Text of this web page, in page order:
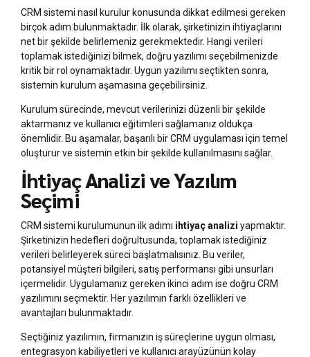
CRM sistemi nasıl kurulur konusunda dikkat edilmesi gereken
birçok adım bulunmaktadır. İlk olarak, şirketinizin ihtiyaçlarını
net bir şekilde belirlemeniz gerekmektedir. Hangi verileri
toplamak istediğinizi bilmek, doğru yazılımı seçebilmenizde
kritik bir rol oynamaktadır. Uygun yazılımı seçtikten sonra,
sistemin kurulum aşamasına geçebilirsiniz.
Kurulum sürecinde, mevcut verilerinizi düzenli bir şekilde
aktarmanız ve kullanıcı eğitimleri sağlamanız oldukça
önemlidir. Bu aşamalar, başarılı bir CRM uygulaması için temel
oluşturur ve sistemin etkin bir şekilde kullanılmasını sağlar.
İhtiyaç Analizi ve Yazılım
Seçimi
CRM sistemi kurulumunun ilk adımı ihtiyaç analizi yapmaktır.
Şirketinizin hedefleri doğrultusunda, toplamak istediğiniz
verileri belirleyerek süreci başlatmalısınız. Bu veriler,
potansiyel müşteri bilgileri, satış performansı gibi unsurları
içermelidir. Uygulamanız gereken ikinci adım ise doğru CRM
yazılımını seçmektir. Her yazılımın farklı özellikleri ve
avantajları bulunmaktadır.
Seçtiğiniz yazılımın, firmanızın iş süreçlerine uygun olması,
entegrasyon kabiliyetleri ve kullanıcı arayüzünün kolay